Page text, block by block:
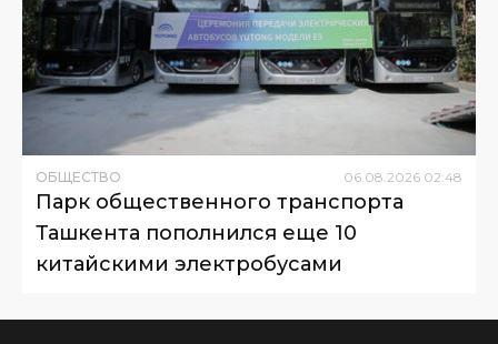
ОБЩЕСТВО 06.08.2026 02:48
Парк общественного транспорта
Ташкента пополнился еще 10
китайскими электробусами